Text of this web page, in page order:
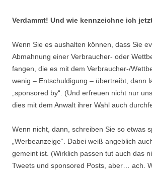
Verdammt! Und wie kennzeichne ich
Wenn Sie es aushalten können, dass Sie
Abmahnung einer Verbraucher- oder
fangen, die es mit dem Verbraucher-/
wenig – Entschuldigung – übertreibt, dann
„sponsored by“. (Und erfreuen nicht nur
dies mit dem Anwalt ihrer Wahl auch
Wenn nicht, dann, schreiben Sie so etwas
„Werbeanzeige“. Dabei weiß angeblich
gemeint ist. (Wirklich passen tut auch das
Tweets und sponsored Posts, aber… ach.